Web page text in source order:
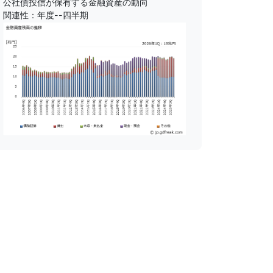
公社債投信が保有する金融資産の動向
関連性：年度--四半期